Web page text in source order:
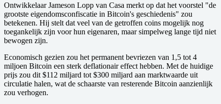
Ontwikkelaar Jameson Lopp van Casa merkt op dat het voorstel "de
grootste eigendomsconfiscatie in Bitcoin's geschiedenis" zou
betekenen. Hij stelt dat veel van de getroffen coins mogelijk nog
toegankelijk zijn voor hun eigenaren, maar simpelweg lange tijd niet
bewogen zijn.
Economisch gezien zou het permanent bevriezen van 1,5 tot 4
miljoen Bitcoin een sterk deflationair effect hebben. Met de huidige
prijs zou dit $112 miljard tot $300 miljard aan marktwaarde uit
circulatie halen, wat de schaarste van resterende Bitcoin aanzienlijk
zou verhogen.